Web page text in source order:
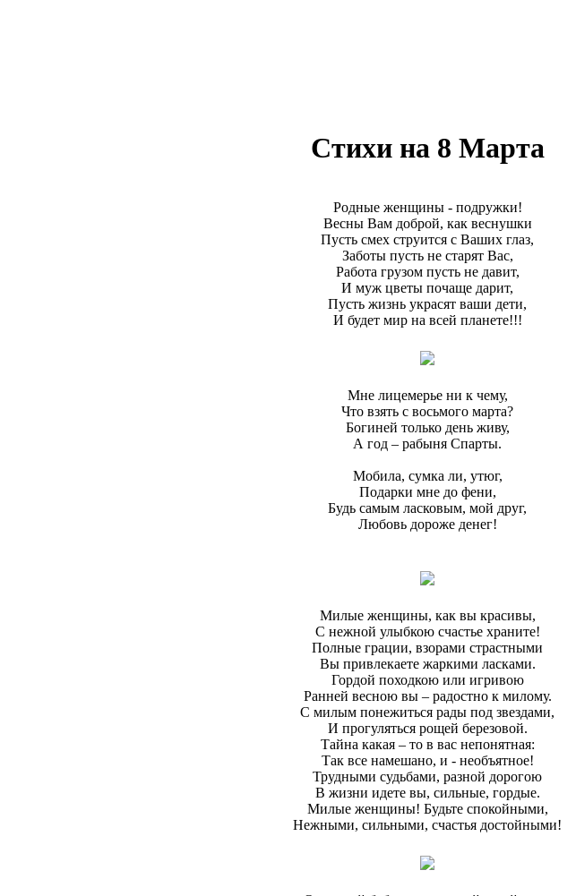
Стихи на 8 Марта
Родные женщины - подружки!
Весны Вам доброй, как веснушки
Пусть смех струится с Ваших глаз,
Заботы пусть не старят Вас,
Работа грузом пусть не давит,
И муж цветы почаще дарит,
Пусть жизнь украсят ваши дети,
И будет мир на всей планете!!!
Мне лицемерье ни к чему,
Что взять с восьмого марта?
Богиней только день живу,
А год – рабыня Спарты.
Мобила, сумка ли, утюг,
Подарки мне до фени,
Будь самым ласковым, мой друг,
Любовь дороже денег!
Милые женщины, как вы красивы,
С нежной улыбкою счастье храните!
Полные грации, взорами страстными
Вы привлекаете жаркими ласками.
Гордой походкою или игривою
Ранней весною вы – радостно к милому.
С милым понежиться рады под звездами,
И прогуляться рощей березовой.
Тайна какая – то в вас непонятная:
Так все намешано, и - необъятное!
Трудными судьбами, разной дорогою
В жизни идете вы, сильные, гордые.
Милые женщины! Будьте спокойными,
Нежными, сильными, счастья достойными!